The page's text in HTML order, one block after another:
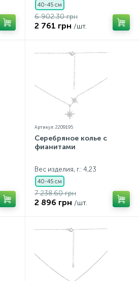
40-45 см
6 902.30 грн
2 761 грн /шт.
Артикул: 2209195
Серебряное колье с
фианитами
Вес изделия, г.: 4,23
40-45 см
7 238.60 грн
2 896 грн /шт.